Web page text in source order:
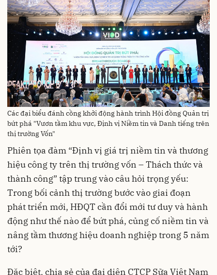
Các đại biểu đánh cồng khởi động hành trình Hội đồng Quản trị
bứt phá "Vươn tầm khu vực, Định vị Niềm tin và Danh tiếng trên
thị trường Vốn"
Phiên tọa đàm “Định vị giá trị niềm tin và thương
hiệu công ty trên thị trường vốn – Thách thức và
thành công” tập trung vào câu hỏi trọng yếu:
Trong bối cảnh thị trường bước vào giai đoạn
phát triển mới, HĐQT cần đổi mới tư duy và hành
động như thế nào để bứt phá, củng cố niềm tin và
nâng tầm thương hiệu doanh nghiệp trong 5 năm
tới?
Đặc biệt, chia sẻ của đại diện CTCP Sữa Việt Nam